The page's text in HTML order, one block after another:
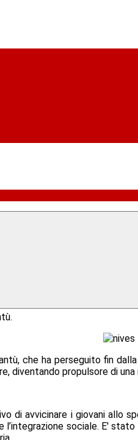
che ha perseguito fin
diventando propulsore di
di avvicinare i giovani
l’integrazione sociale. E'